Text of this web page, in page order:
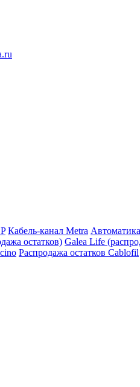
Кабель-канал Metra
остатков) Galea Life
Распродажа остатков Cablofil